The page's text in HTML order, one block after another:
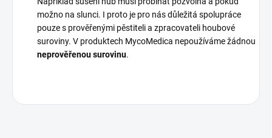
možno na slunci. I proto je pro nás důležitá spolupráce
pouze s prověřenými pěstiteli a zpracovateli houbové
suroviny. V produktech MycoMedica nepoužíváme žádnou
neprověřenou surovinu.